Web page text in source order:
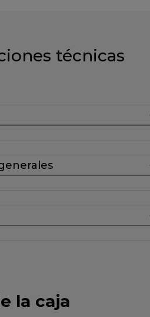
técnicas
la caja